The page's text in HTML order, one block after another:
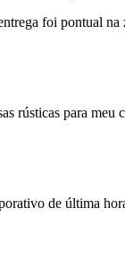
foi pontual
para
de última